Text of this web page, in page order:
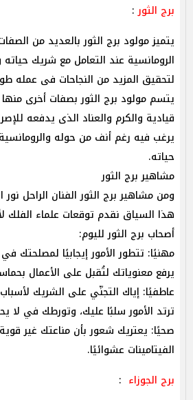
برج الثور:
يتميز مولود برج الثور بالعديد من
الرومانسية عند التعامل مع شريك
لتحقيق المزيد من النجاحات فى عمله
يتسم مولود برج الثور بصفات أخرى
قيادية والكرم والعناد الذى يدفعه
يرغب فيه رغم أنف من حوله
حياته.
مشاهير برج الثور
ومن مشاهير برج الثور الفنان الراحل
هذا السياق نقدم توقعات علماء الفلك
أصحاب برج الثور لليوم:
مهنيًا: تتطور الأمور إيجابيًا لمصلحتك
يرفع معنوياتك لتُقبل على الأعمال
عاطفيًا: إياك التجنّي على الشريك
ترتد الأمور سلبًا عليك، وتورطك في لا
صحيًا: يعتريك شعور بأن مناعتك غير
الفيتامينات عشوائيًا.
برج الجوزاء :